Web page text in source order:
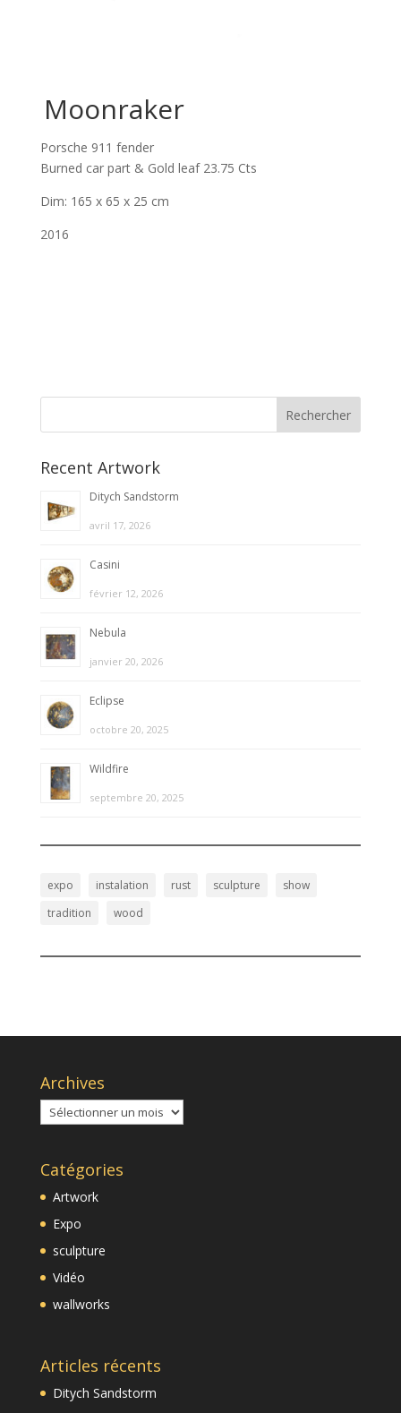
Moonraker
Porsche 911 fender
Burned car part & Gold leaf 23.75 Cts
Dim: 165 x 65 x 25 cm
2016
Recent Artwork
Ditych Sandstorm
avril 17, 2026
Casini
février 12, 2026
Nebula
janvier 20, 2026
Eclipse
octobre 20, 2025
Wildfire
septembre 20, 2025
expo instalation rust sculpture
show
tradition
wood
Archives
Archives
Catégories
Artwork
Expo
sculpture
Vidéo
wallworks
Articles récents
Ditych Sandstorm